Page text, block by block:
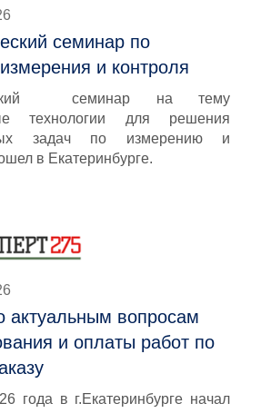
семинар по
и контроля
семинар на тему
технологии для решения
задач по измерению и
в Екатеринбурге.
актуальным вопросам
и оплаты работ по
года в г.Екатеринбурге начал